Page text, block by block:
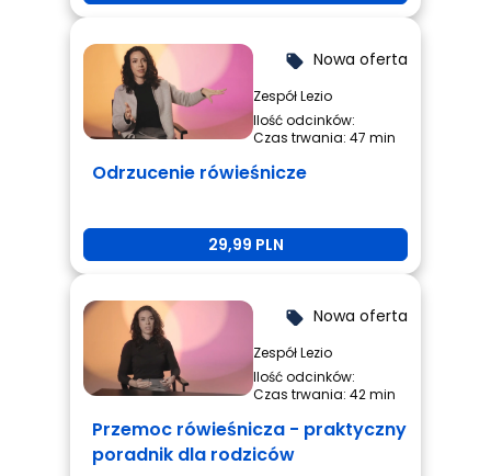
local_offer Nowa oferta
Zespół Lezio
Ilość odcinków:
Czas trwania: 47 min
Odrzucenie rówieśnicze
29,99 PLN
local_offer Nowa oferta
Zespół Lezio
Ilość odcinków:
Czas trwania: 42 min
Przemoc rówieśnicza - praktyczny
poradnik dla rodziców